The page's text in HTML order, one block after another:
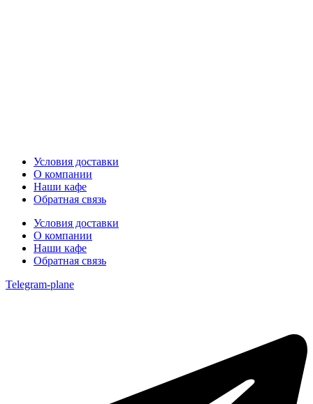
Условия доставки
О компании
Наши кафе
Обратная связь
Условия доставки
О компании
Наши кафе
Обратная связь
Telegram-plane